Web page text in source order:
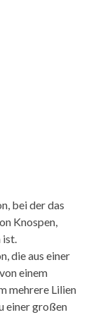
bei der das
Knospen,
ist.
die aus einer
einem
mehrere Lilien
einer großen